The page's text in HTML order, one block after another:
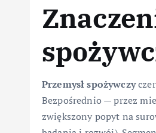
Przemysł spożywczy
Bezpośrednio — przez
zwiększony popyt na